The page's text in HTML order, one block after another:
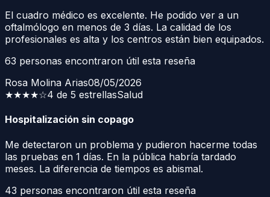
El cuadro médico es excelente. He podido ver a un
oftalmólogo en menos de 3 días. La calidad de los
profesionales es alta y los centros están bien equipados.
63 personas encontraron útil esta reseña
Rosa Molina Arias08/05/2026
★★★★☆4 de 5 estrellasSalud
Hospitalización sin copago
Me detectaron un problema y pudieron hacerme todas
las pruebas en 1 días. En la pública habría tardado
meses. La diferencia de tiempos es abismal.
43 personas encontraron útil esta reseña